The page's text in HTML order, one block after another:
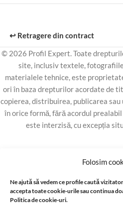
Folosim
Ne ajută să vedem ce profile caută
accepta toate cookie-urile sau continua
Politica de cookie-uri.
↩️ Retragere din contract
© 2026 Profil Expert. Toate
site, inclusiv textele,
materialele tehnice, este
ori în baza drepturilor acordate de
copierea, distribuirea, publicarea
în orice formă, fără acordul
este interzisă, cu excepția